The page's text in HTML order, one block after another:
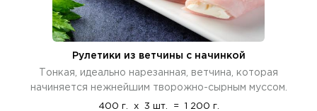
Рулетики из ветчины с начинкой
Тонкая, идеально нарезанная, ветчина, которая
начиняется нежнейшим творожно-сырным муссом.
400 г. x 3 шт. = 1 200 г.